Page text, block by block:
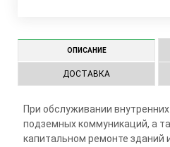
ОПИСАНИЕ
ДОСТАВКА
При обслуживании
подземных коммуникаций, а
капитальном ремонте зданий